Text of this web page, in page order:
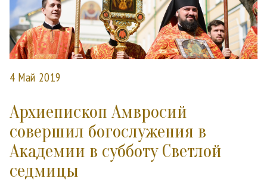
4 Май 2019
Архиепископ Амвросий
совершил богослужения в
Академии в субботу Светлой
седмицы